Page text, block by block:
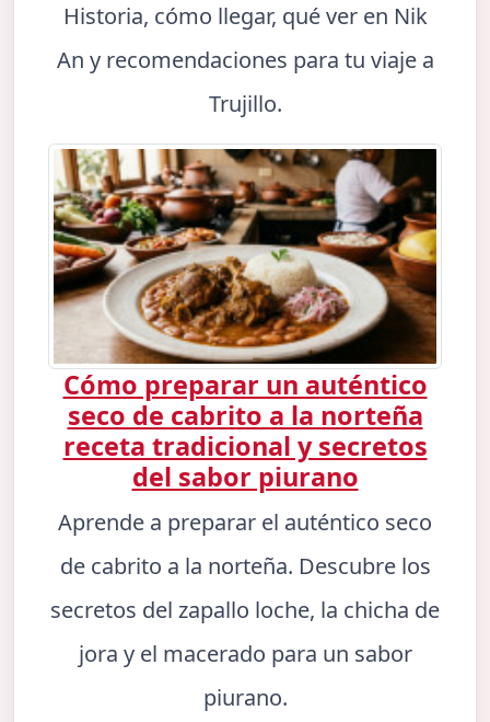
Historia, cómo llegar, qué ver en Nik
An y recomendaciones para tu viaje a
Trujillo.
Cómo preparar un auténtico
seco de cabrito a la norteña
receta tradicional y secretos
del sabor piurano
Aprende a preparar el auténtico seco
de cabrito a la norteña. Descubre los
secretos del zapallo loche, la chicha de
jora y el macerado para un sabor
piurano.